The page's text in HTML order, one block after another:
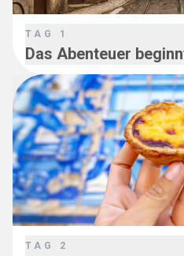
TAG 1
Das Abenteuer
TAG 2